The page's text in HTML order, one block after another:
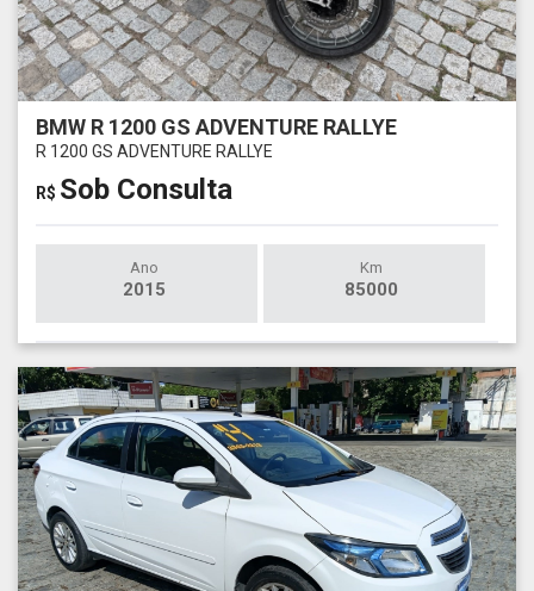
BMW R 1200 GS ADVENTURE RALLYE
R 1200 GS ADVENTURE RALLYE
R$ Sob Consulta
Ano
2015
Km
85000